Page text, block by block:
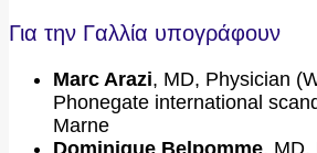
Για την Γαλλία υπογράφουν
Marc Arazi, MD, Physician
Phonegate international
Marne